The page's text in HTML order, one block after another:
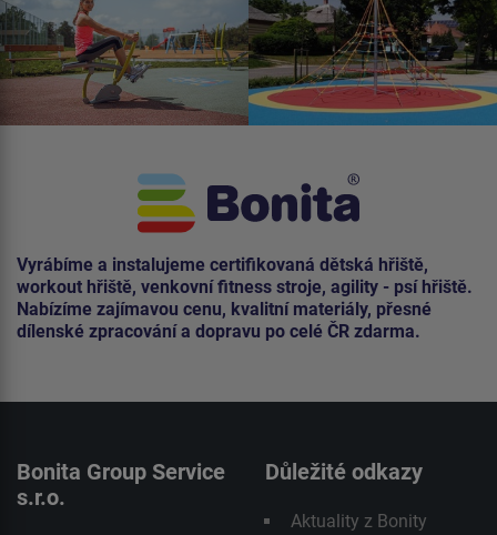
Vyrábíme a instalujeme certifikovaná dětská hřiště,
workout hřiště, venkovní fitness stroje, agility - psí hřiště.
Nabízíme zajímavou cenu, kvalitní materiály, přesné
dílenské zpracování a dopravu po celé ČR zdarma.
Bonita Group Service
s.r.o.
Důležité odkazy
Aktuality z Bonity